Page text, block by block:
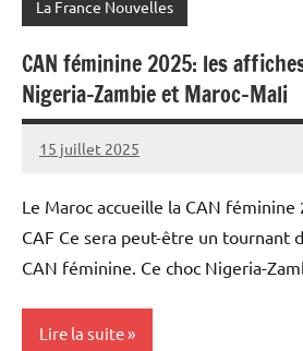
La France Nouvelles
CAN féminine 2025: les
Nigeria-Zambie et Maroc-Mali
15 juillet 2025
Admins
Le Maroc accueille la CAN
CAF Ce sera peut-être un tournant
CAN féminine. Ce choc Nigeria-
Lire la suite